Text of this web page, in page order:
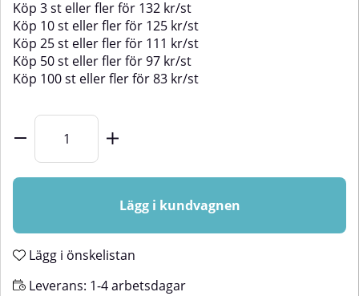
Köp 3 st eller fler för 132 kr/st
Köp 10 st eller fler för 125 kr/st
Köp 25 st eller fler för 111 kr/st
Köp 50 st eller fler för97 kr/st
Köp 100 st eller fler för83 kr/st
Lägg i kundvagnen
Lägg i önskelistan
Leverans: 1-4 arbetsdagar